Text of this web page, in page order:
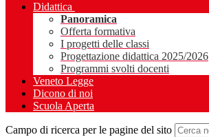
Didattica
Panoramica
Offerta formativa
I progetti delle classi
Progettazione didattica 2025/2026
Programmi svolti docenti
Veneto Legge
Dicono di noi
Scuola Aperta
Campo di ricerca per le pagine del sito